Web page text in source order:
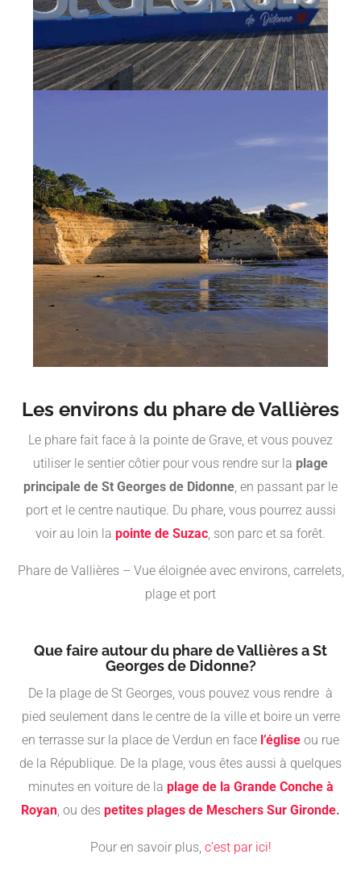
Les environs du phare de Vallières
Le phare fait face à la pointe de Grave, et vous pouvez
utiliser le sentier côtier pour vous rendre sur la plage
principale de St Georges de Didonne , en passant par le
port et le centre nautique. Du phare, vous pourrez aussi
voir au loin la pointe de Suzac , son parc et sa forêt.
Phare de Vallières – Vue éloignée avec environs, carrelets,
plage et port
Que faire autour du phare de Vallières a St
Georges de Didonne?
De la plage de St Georges, vous pouvez vous rendre à
pied seulement dans le centre de la ville et boire un verre
en terrasse sur la place de Verdun en face l’église ou rue
de la République. De la plage, vous êtes aussi à quelques
minutes en voiture de la plage de la Grande Conche à
Royan , ou des petites plages de Meschers Sur Gironde.
Pour en savoir plus, c’est par ici!